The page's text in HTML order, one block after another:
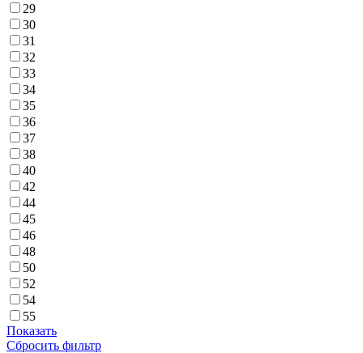
29
30
31
32
33
34
35
36
37
38
40
42
44
45
46
48
50
52
54
55
Показать
Сбросить фильтр